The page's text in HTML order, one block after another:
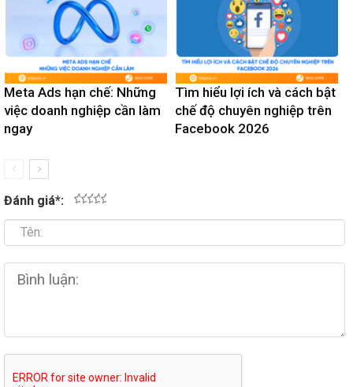
Meta Ads hạn chế: Những
việc doanh nghiệp cần làm
ngay
Tìm hiểu lợi ích và cách bật
chế độ chuyên nghiệp trên
Facebook 2026
Đánh giá*: